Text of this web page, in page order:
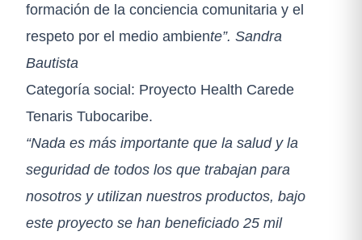
formación de la conciencia comunitaria y el
respeto por el medio ambiente”. Sandra
Bautista
Categoría social: Proyecto Health Carede
Tenaris Tubocaribe.
“Nada es más importante que la salud y la
seguridad de todos los que trabajan para
nosotros y utilizan nuestros productos, bajo
este proyecto se han beneficiado 25 mil